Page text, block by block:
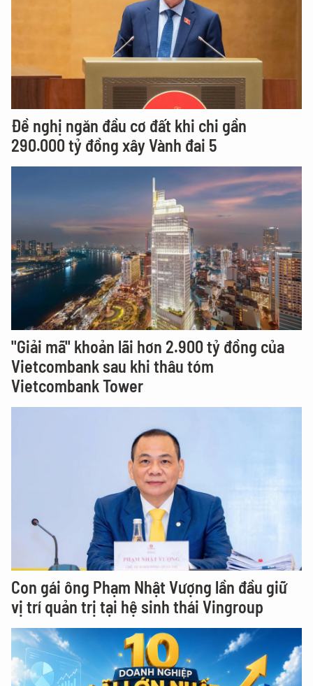
Đề nghị ngăn đầu cơ đất khi chi gần
290.000 tỷ đồng xây Vành đai 5
"Giải mã" khoản lãi hơn 2.900 tỷ đồng của
Vietcombank sau khi thâu tóm
Vietcombank Tower
Con gái ông Phạm Nhật Vượng lần đầu giữ
vị trí quản trị tại hệ sinh thái Vingroup